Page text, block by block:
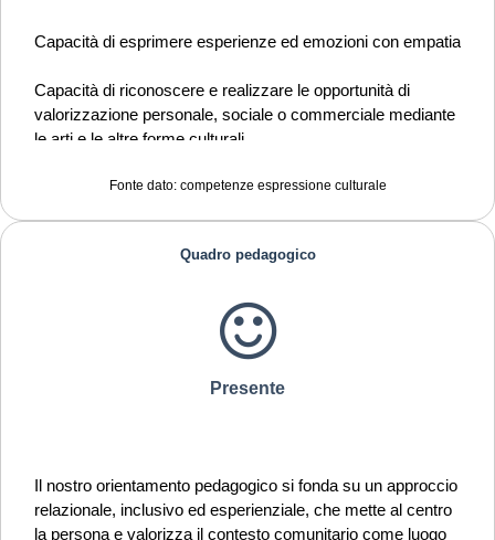
Capacità di esprimere esperienze ed emozioni con empatia
Capacità di riconoscere e realizzare le opportunità di
valorizzazione personale, sociale o commerciale mediante
le arti e le altre forme culturali
Capacità di impegnarsi in processi creativi sia
Curiosità nei confronti del mondo, apertura per immaginare
Fonte dato: competenze espressione culturale
Quadro pedagogico
Presente
Il nostro orientamento pedagogico si fonda su un approccio
relazionale, inclusivo ed esperienziale, che mette al centro
la persona e valorizza il contesto comunitario come luogo